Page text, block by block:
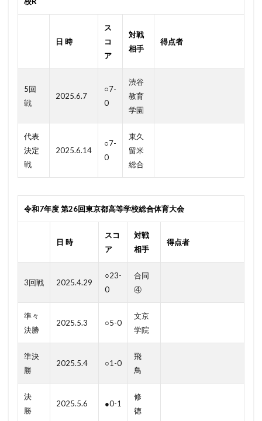
日 時
ス
コ
ア
対戦
相手
得点者
5回
戦
2025.6.7
○7-
0
渋谷
教育
学園
代表
決定
戦
2025.6.14
○7-
0
東久
留米
総合
令和7年度 第26回東京都高等学校総合体育大会
日 時
スコ
ア
対戦
相手
得点者
3回戦 2025.4.29
○23-
0
合同
④
準々
決勝
2025.5.3 ○5-0
文京
学院
準決
勝
2025.5.4 ○1-0
飛
鳥
決
勝
2025.5.6 ●0-1
修
徳